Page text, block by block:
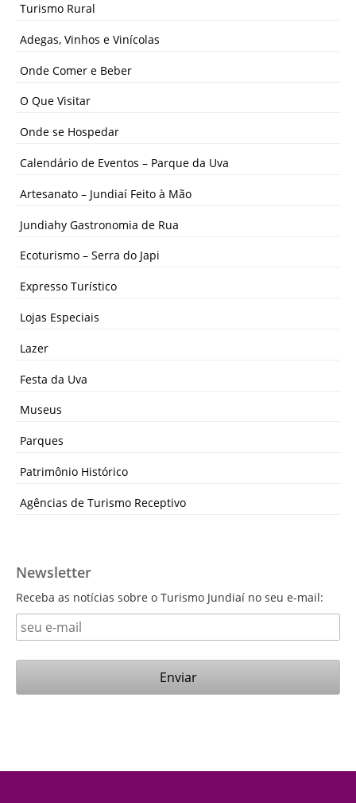
Turismo Rural
Adegas, Vinhos e Vinícolas
Onde Comer e Beber
O Que Visitar
Onde se Hospedar
Calendário de Eventos – Parque da Uva
Artesanato – Jundiaí Feito à Mão
Jundiahy Gastronomia de Rua
Ecoturismo – Serra do Japi
Expresso Turístico
Lojas Especiais
Lazer
Festa da Uva
Museus
Parques
Patrimônio Histórico
Agências de Turismo Receptivo
Newsletter
Receba as notícias sobre o Turismo Jundiaí no seu e-mail: